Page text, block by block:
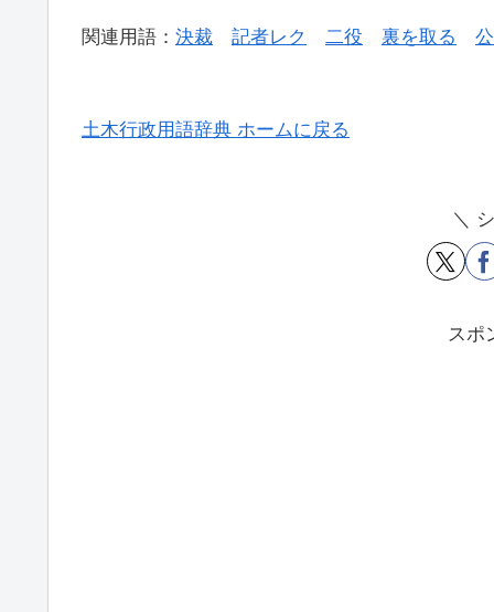
関連用語： 決裁 記者レク 二役 裏を取る
土木行政用語辞典 ホームに戻る
＼
スポ